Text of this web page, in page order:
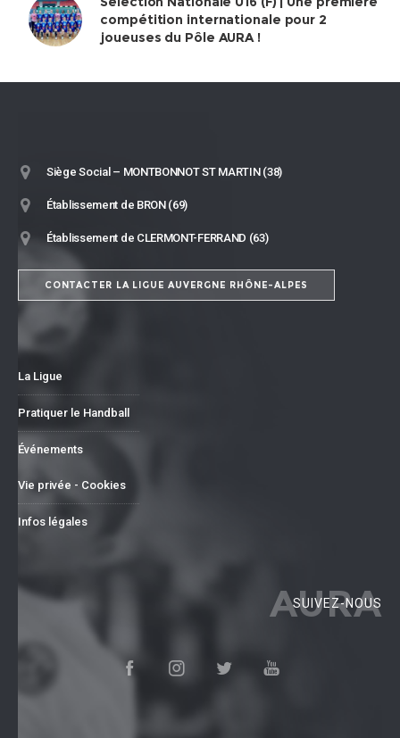
compétition internationale pour 2
joueuses du Pôle AURA !
Siège Social – MONTBONNOT ST MARTIN (38)
Établissement de BRON (69)
Établissement de CLERMONT-FERRAND (63)
CONTACTER LA LIGUE AUVERGNE RHÔNE-ALPES
La Ligue
Pratiquer le Handball
Événements
Vie privée - Cookies
Infos légales
AURA
SUIVEZ-NOUS